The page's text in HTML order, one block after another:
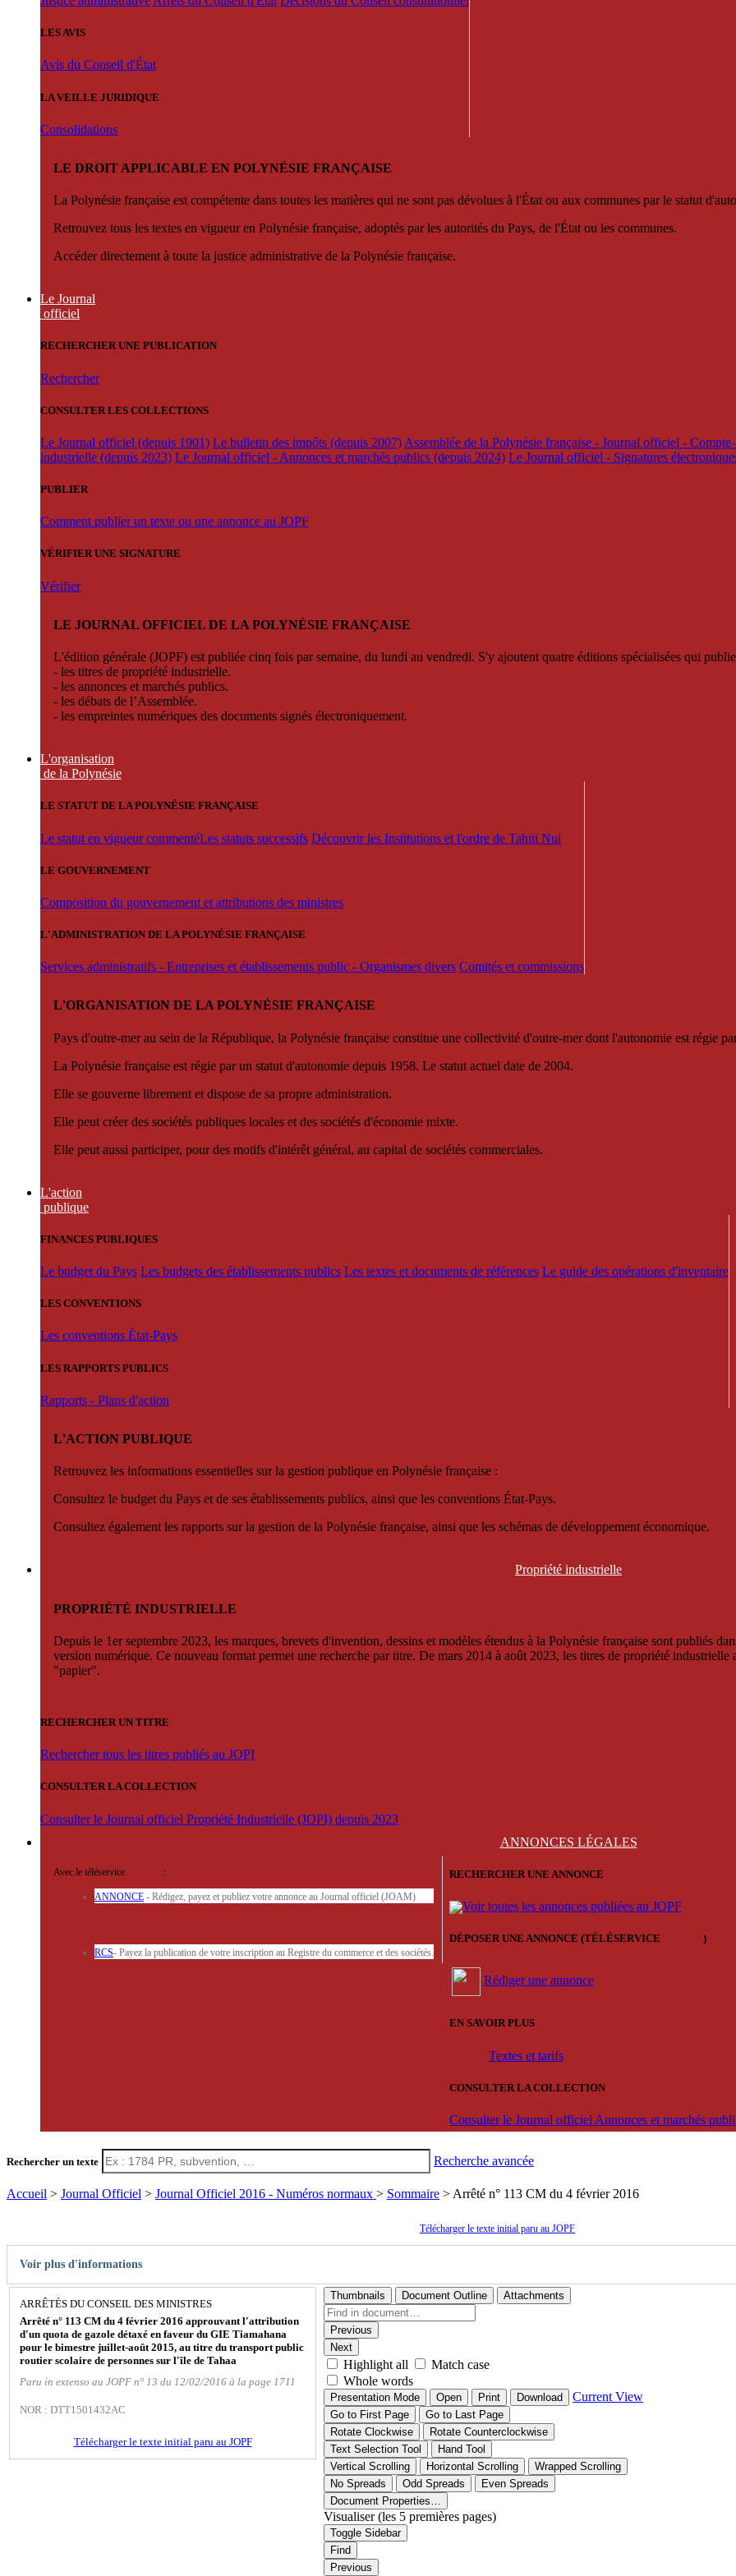
LES AVIS
Avis du Conseil d'État
LA VEILLE JURIDIQUE
Consolidations
LE DROIT APPLICABLE EN POLYNÉSIE FRANÇAISE
La Polynésie française est compétente dans toutes les matières qui ne sont pas dévolues à l'État ou aux communes par le statut
Retrouvez tous les textes en vigueur en Polynésie française, adoptés par les autorités du Pays, de l'État ou les communes.
Accéder directement à toute la justice administrative de la Polynésie française.
Le Journal
officiel
RECHERCHER UNE PUBLICATION
Rechercher
CONSULTER LES COLLECTIONS
Le Journal officiel (depuis 1901) Le bulletin des impôts (depuis 2007) Assemblée de la Polynésie française - Journal officiel -
industrielle (depuis 2023) Le Journal officiel - Annonces et marchés publics (depuis 2024) Le Journal officiel - Signatures
PUBLIER
Comment publier un texte ou une annonce au JOPF
VÉRIFIER UNE SIGNATURE
Vérifier
LE JOURNAL OFFICIEL DE LA POLYNÉSIE FRANÇAISE
L'édition générale (JOPF) est publiée cinq fois par semaine, du lundi au vendredi. S'y ajoutent quatre éditions spécialisées qui
- les titres de propriété industrielle.
- les annonces et marchés publics.
- les débats de l’Assemblée.
- les empreintes numériques des documents signés électroniquement.
L'organisation
de la Polynésie
LE STATUT DE LA POLYNÉSIE FRANÇAISE
Le statut en vigueur commentéLes statuts successifs Découvrir les Institutions et l'ordre de Tahiti Nui
LE GOUVERNEMENT
Composition du gouvernement et attributions des ministres
L'ADMINISTRATION DE LA POLYNÉSIE FRANÇAISE
Services administratifs - Entreprises et établissements public - Organismes divers Comités et commissions
L'ORGANISATION DE LA POLYNÉSIE FRANÇAISE
Pays d'outre-mer au sein de la République, la Polynésie française constitue une collectivité d'outre-mer dont l'autonomie est régie
La Polynésie française est régie par un statut d'autonomie depuis 1958. Le statut actuel date de 2004.
Elle se gouverne librement et dispose de sa propre administration.
Elle peut créer des sociétés publiques locales et des sociétés d'économie mixte.
Elle peut aussi participer, pour des motifs d'intérêt général, au capital de sociétés commerciales.
L'action
publique
FINANCES PUBLIQUES
Le budget du Pays Les budgets des établissements publics Les textes et documents de références Le guide des opérations d'inventaire
LES CONVENTIONS
Les conventions État-Pays
LES RAPPORTS PUBLICS
Rapports - Plans d'action
L'ACTION PUBLIQUE
Retrouvez les informations essentielles sur la gestion publique en Polynésie française :
Consultez le budget du Pays et de ses établissements publics, ainsi que les conventions État-Pays.
Consultez également les rapports sur la gestion de la Polynésie française, ainsi que les schémas de développement économique.
Propriété industrielle
PROPRIÉTÉ INDUSTRIELLE
Depuis le 1er septembre 2023, les marques, brevets d'invention, dessins et modèles étendus à la Polynésie française sont publiés
version numérique. Ce nouveau format permet une recherche par titre. De mars 2014 à août 2023, les titres de propriété
"papier".
RECHERCHER UN TITRE
Rechercher tous les titres publiés au JOPI
CONSULTER LA COLLECTION
Consulter le Journal officiel Propriété Industrielle (JOPI) depuis 2023
ANNONCES LÉGALES
Avec le téléservice :
ANNONCE - Rédigez, payez et publiez votre annonce au Journal officiel (JOAM)
RCS- Payez la publication de votre inscription au Registre du commerce et des sociétés.
RECHERCHER UNE ANNONCE
Voir toutes les annonces publiées au JOPF
DÉPOSER UNE ANNONCE (TÉLÉSERVICE )
Rédiger une annonce
EN SAVOIR PLUS
Textes et tarifs
CONSULTER LA COLLECTION
Consulter le Journal officiel Annonces et marchés
Rechercher un texte Recherche avancée
Accueil > Journal Officiel > Journal Officiel 2016 - Numéros normaux > Sommaire > Arrêté n° 113 CM du 4 février 2016
Télécharger le texte initial paru au JOPF
Voir plus d'informations
ARRÊTÉS DU CONSEIL DES MINISTRES
Arrêté n° 113 CM du 4 février 2016 approuvant l'attribution
d'un quota de gazole détaxé en faveur du GIE Tiamahana
pour le bimestre juillet-août 2015, au titre du transport public
routier scolaire de personnes sur l'île de Tahaa
Paru in extenso au JOPF n° 13 du 12/02/2016 à la page 1711
NOR : DTT1501432AC
Télécharger le texte initial paru au JOPF
Thumbnails Document Outline Attachments
Previous
Next
Highlight all
Match case
Whole words
Presentation Mode Open Print Download Current View
Go to First Page
Go to Last Page
Rotate Clockwise
Rotate Counterclockwise
Text Selection Tool
Hand Tool
Vertical Scrolling
Horizontal Scrolling
Wrapped Scrolling
No Spreads
Odd Spreads
Even Spreads
Document Properties…
Visualiser (les 5 premières pages)
Toggle Sidebar
Find
Previous